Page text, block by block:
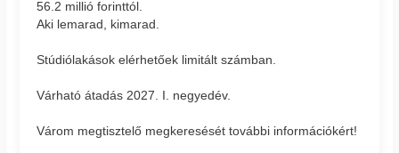
56.2 millió forinttól.
Aki lemarad, kimarad.
Stúdiólakások elérhetőek limitált számban.
Várható átadás 2027. I. negyedév.
Várom megtisztelő megkeresését további információkért!